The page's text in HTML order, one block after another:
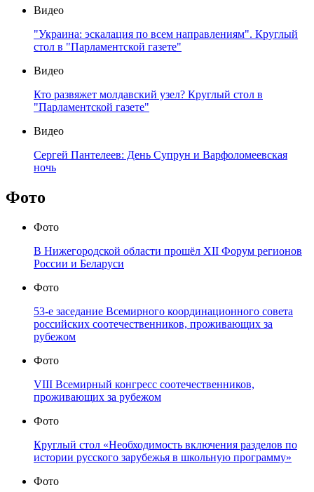
Видео
"Украина: эскалация по всем направлениям". Круглый
стол в "Парламентской газете"
Видео
Кто развяжет молдавский узел? Круглый стол в
"Парламентской газете"
Видео
Сергей Пантелеев: День Супрун и Варфоломеевская
ночь
Фото
Фото
В Нижегородской области прошёл XII Форум регионов
России и Беларуси
Фото
53-е заседание Всемирного координационного совета
российских соотечественников, проживающих за
рубежом
Фото
VIII Всемирный конгресс соотечественников,
проживающих за рубежом
Фото
Круглый стол «Необходимость включения разделов по
истории русского зарубежья в школьную программу»
Фото